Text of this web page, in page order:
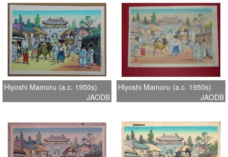
Hiyoshi Mamoru (a.c. 1950s)
JAODB
Hiyoshi Mamoru (a.c. 1950s)
JAODB